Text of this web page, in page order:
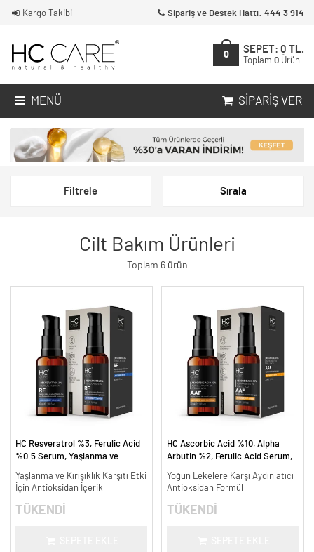
Kargo Takibi Sipariş ve Destek Hattı: 444 3 914
0
SEPET: 0 TL.
Toplam 0 Ürün
MENÜ SIPARIŞ VER
Filtrele Sırala
Cilt Bakım Ürünleri
Toplam 6 ürün
HC Resveratrol %3, Ferulic Acid
%0.5 Serum, Yaşlanma ve
Yaşlanma ve Kırışıklık Karşıtı Etki
İçin Antioksidan İçerik
TÜKENDİ
HC Ascorbic Acid %10, Alpha
Arbutin %2, Ferulic Acid Serum,
ml.
Yoğun Lekelere Karşı Aydınlatıcı
Antioksidan Formül
TÜKENDİ